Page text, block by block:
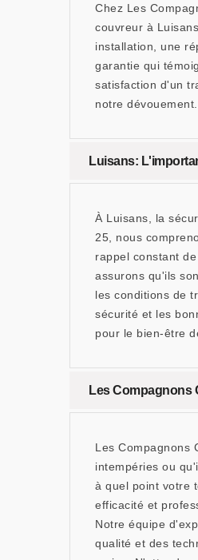
Chez Les
couvreur à
installation, une
garantie qui
satisfaction d'un
notre
Luisans:
À Luisans, la
25, nous
rappel constant
assurons qu'ils
les conditions de
sécurité et les
pour le bien-être
Les Compagnons
Les Compagnons
intempéries ou
à quel point votre
efficacité et
Notre équipe
qualité et des